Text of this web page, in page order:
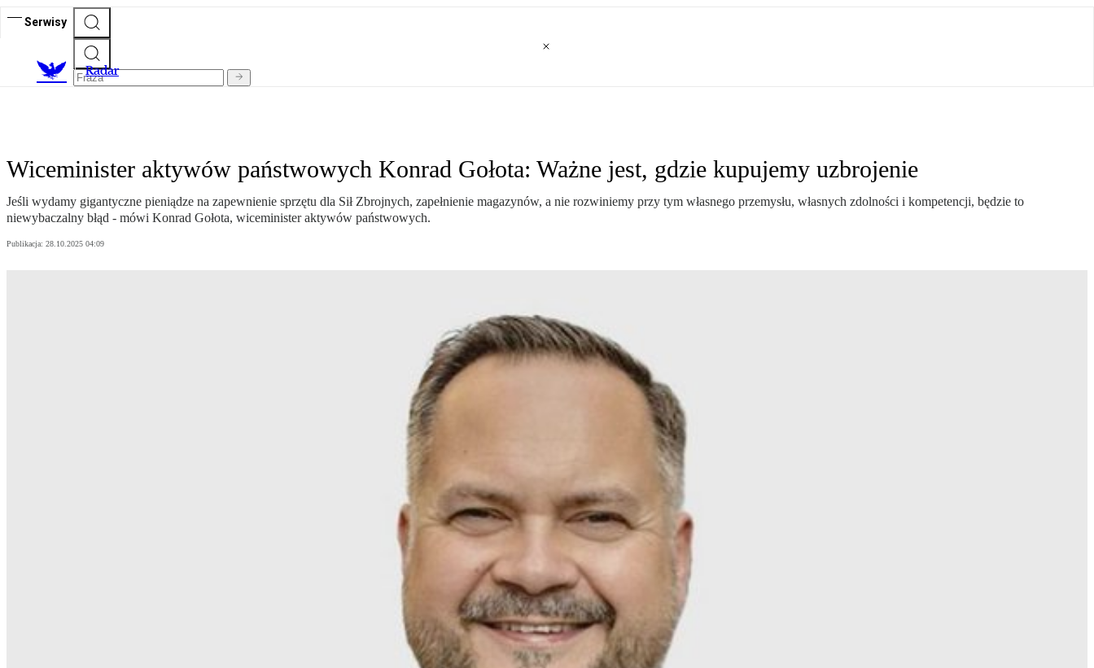
Serwisy
Radar
Wiceminister aktywów państwowych Konrad Gołota: Ważne jest, gdzie kupujemy uzbrojenie
Jeśli wydamy gigantyczne pieniądze na zapewnienie sprzętu dla Sił Zbrojnych, zapełnienie magazynów, a nie rozwiniemy przy tym własnego przemysłu, własnych zdolności i kompetencji, będzie to
niewybaczalny błąd - mówi Konrad Gołota, wiceminister aktywów państwowych.
Publikacja: 28.10.2025 04:09